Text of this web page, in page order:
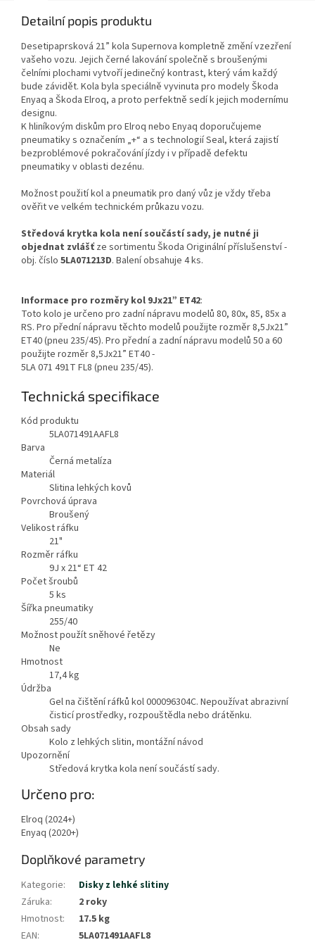
Detailní popis produktu
Desetipaprsková 21” kola Supernova kompletně změní vzezření
vašeho vozu. Jejich černé lakování společně s broušenými
čelními plochami vytvoří jedinečný kontrast, který vám každý
bude závidět. Kola byla speciálně vyvinuta pro modely Škoda
Enyaq a Škoda Elroq, a proto perfektně sedí k jejich modernímu
designu.
K hliníkovým diskům pro Elroq nebo Enyaq doporučujeme
pneumatiky s označením „+“ a s technologií Seal, která zajistí
bezproblémové pokračování jízdy i v případě defektu
pneumatiky v oblasti dezénu.
Možnost použití kol a pneumatik pro daný vůz je vždy třeba
ověřit ve velkém technickém průkazu vozu.
Středová krytka kola není součástí sady, je nutné ji
objednat zvlášť ze sortimentu Škoda Originální příslušenství -
obj. číslo 5LA071213D. Balení obsahuje 4 ks.
Informace pro rozměry kol 9Jx21” ET42:
Toto kolo je určeno pro zadní nápravu modelů 80, 80x, 85, 85x a
RS. Pro přední nápravu těchto modelů použijte rozměr 8,5Jx21”
ET40 (pneu 235/45). Pro přední a zadní nápravu modelů 50 a 60
použijte rozměr 8,5Jx21” ET40 -
5LA 071 491T FL8 (pneu 235/45).
Technická specifikace
Kód produktu
5LA071491AAFL8
Barva
Černá metalíza
Materiál
Slitina lehkých kovů
Povrchová úprava
Broušený
Velikost ráfku
21"
Rozměr ráfku
9J x 21“ ET 42
Počet šroubů
5 ks
Šířka pneumatiky
255/40
Možnost použít sněhové řetězy
Ne
Hmotnost
17,4kg
Údržba
Gel na čištění ráfků kol 000096304C. Nepoužívat abrazivní
čisticí prostředky, rozpouštědla nebo drátěnku.
Obsah sady
Kolo z lehkých slitin, montážní návod
Upozornění
Středová krytka kola není součástí sady.
méně
Určeno pro:
Elroq (2024+)
Enyaq (2020+)
Doplňkové parametry
Kategorie:
Disky z lehké slitiny
Záruka:
2 roky
Hmotnost:
17.5 kg
EAN:
5LA071491AAFL8